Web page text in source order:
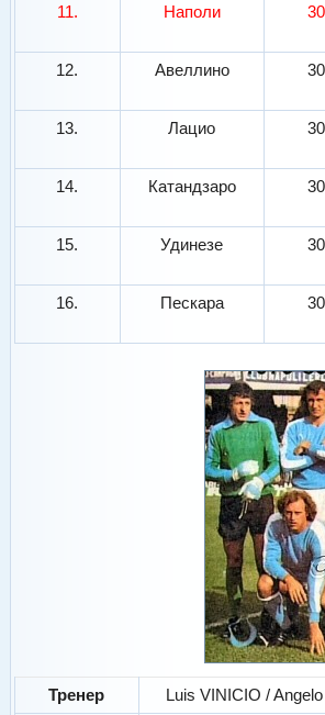
11. Наполи 30
12. Авеллино 30
13. Лацио 30
14. Катандзаро 30
15. Удинезе 30
16. Пескара 30
Тренер
Luis VINICIO /